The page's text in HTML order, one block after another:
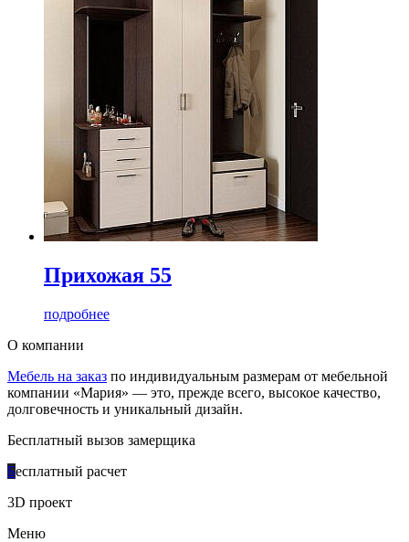
Прихожая 55
подробнее
О компании
Мебель на заказ по индивидуальным размерам от мебельной
компании «Мария» — это, прежде всего, высокое качество,
долговечность и уникальный дизайн.
Бесплатный вызов замерщика
Бесплатный расчет
3D проект
Меню